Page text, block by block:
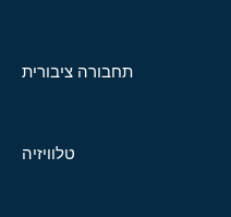
תחבורה ציבורית
טלוויזיה